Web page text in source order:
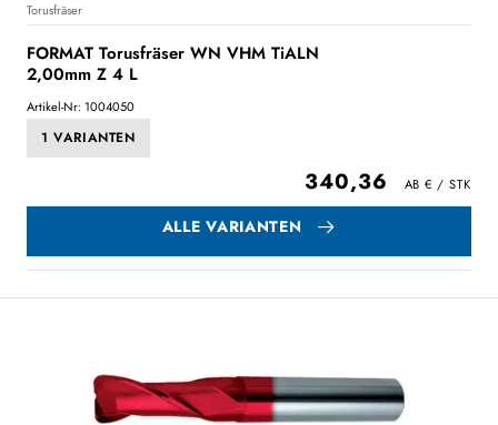
Torusfräser
FORMAT Torusfräser WN VHM TiALN
2,00mm Z 4 L
Artikel-Nr: 1004050
1 VARIANTEN
340,36
ALLE VARIANTEN